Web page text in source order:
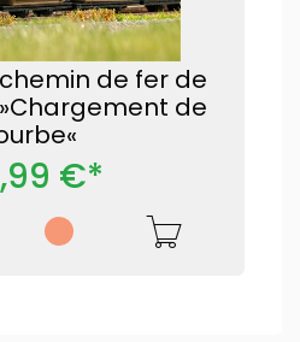
chemin de fer de
de
€*